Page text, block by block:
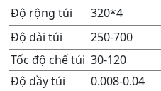
Độ rộng túi 320*4
Độ dài túi
250-700
Tốc độ chế túi 30-120
Độ dầy túi
0.008-0.04